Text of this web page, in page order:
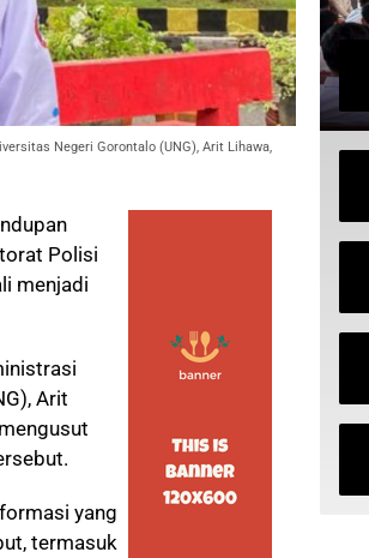
Negeri Gorontalo (UNG), Arit Lihawa,
Polisi
menjadi
Arit
yang
termasuk